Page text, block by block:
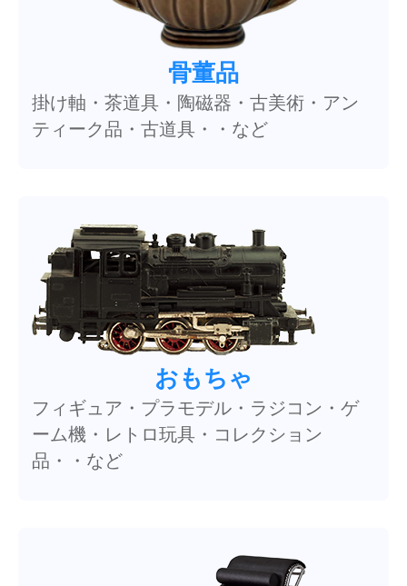
骨董品
掛け軸・茶道具・陶磁器・古美術・アン
ティーク品・古道具・・など
おもちゃ
フィギュア・プラモデル・ラジコン・ゲ
ーム機・レトロ玩具・コレクション
品・・など